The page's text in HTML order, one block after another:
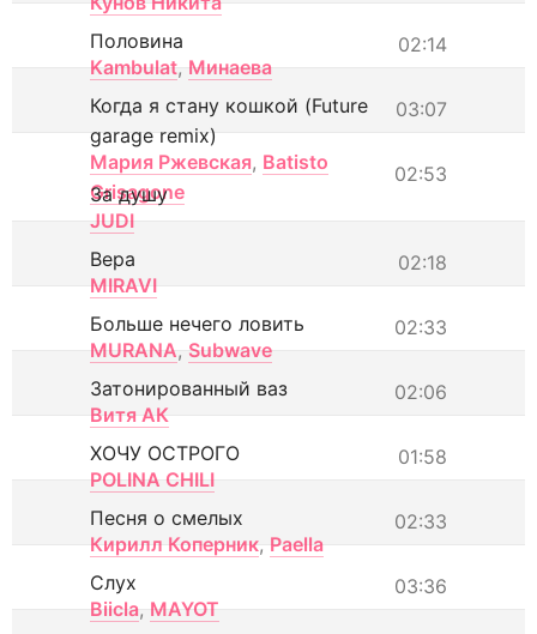
02:14
Половина
Kambulat, Минаева
03:07
Когда я стану кошкой (Future
garage remix)
Мария Ржевская, Batisto
Grisagone
02:53
За душу
JUDI
02:18
Вера
MIRAVI
02:33
Больше нечего ловить
MURANA, Subwave
02:06
Затонированный ваз
Витя АК
01:58
ХОЧУ ОСТРОГО
POLINA CHILI
02:33
Песня о смелых
Кирилл Коперник, Paella
03:36
Слух
Biicla, MAYOT